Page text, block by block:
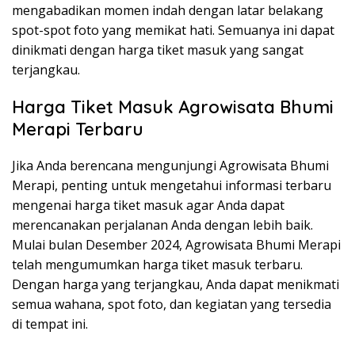
mengabadikan momen indah dengan latar belakang
spot-spot foto yang memikat hati. Semuanya ini dapat
dinikmati dengan harga tiket masuk yang sangat
terjangkau.
Harga Tiket Masuk Agrowisata Bhumi
Merapi Terbaru
Jika Anda berencana mengunjungi Agrowisata Bhumi
Merapi, penting untuk mengetahui informasi terbaru
mengenai harga tiket masuk agar Anda dapat
merencanakan perjalanan Anda dengan lebih baik.
Mulai bulan Desember 2024, Agrowisata Bhumi Merapi
telah mengumumkan harga tiket masuk terbaru.
Dengan harga yang terjangkau, Anda dapat menikmati
semua wahana, spot foto, dan kegiatan yang tersedia
di tempat ini.